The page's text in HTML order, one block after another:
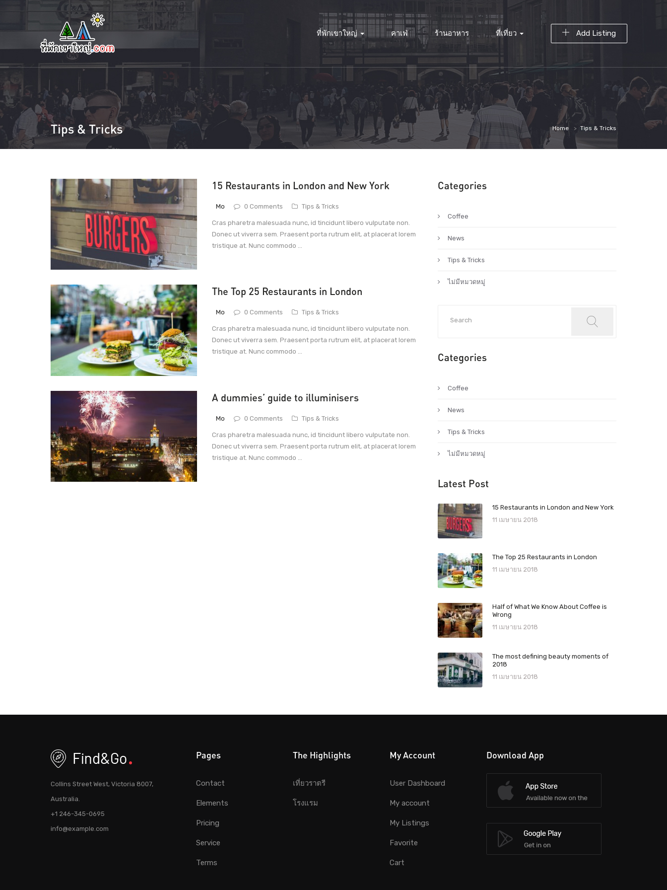
Add Listing
ที่พักเขาใหญ่ คาเฟ่ ร้านอาหาร ที่เที่ยว
Tips & Tricks Home Tips & Tricks
15 Restaurants in London and New York
Mo 0 Comments Tips & Tricks
Cras pharetra malesuada nunc, id tincidunt libero vulputate non.
Donec ut viverra sem. Praesent porta rutrum elit, at placerat lorem
tristique at. Nunc commodo ...
The Top 25 Restaurants in London
Mo 0 Comments Tips & Tricks
Cras pharetra malesuada nunc, id tincidunt libero vulputate non.
Donec ut viverra sem. Praesent porta rutrum elit, at placerat lorem
tristique at. Nunc commodo ...
A dummies’ guide to illuminisers
Mo 0 Comments Tips & Tricks
Cras pharetra malesuada nunc, id tincidunt libero vulputate non.
Donec ut viverra sem. Praesent porta rutrum elit, at placerat lorem
tristique at. Nunc commodo ...
Categories
Coffee
News
Tips & Tricks
ไม่มีหมวดหมู่
Categories
Coffee
News
Tips & Tricks
ไม่มีหมวดหมู่
Latest Post
15 Restaurants in London and New York
11 เมษายน 2018
The Top 25 Restaurants in London
11 เมษายน 2018
Half of What We Know About Coffee is
Wrong
11 เมษายน 2018
The most defining beauty moments of
2018
11 เมษายน 2018
Collins Street West, Victoria 8007,
Australia.
+1 246-345-0695
info@example.com
Pages
Contact
Elements
Pricing
Service
Terms
The Highlights
เที่ยวราตรี
โรงแรม
My Account
User Dashboard
My account
My Listings
Favorite
Cart
Download App